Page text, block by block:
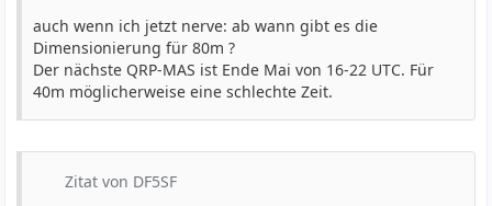
auch wenn ich jetzt nerve: ab wann gibt es die
Dimensionierung für 80m ?
Der nächste QRP-MAS ist Ende Mai von 16-22 UTC. Für
40m möglicherweise eine schlechte Zeit.
Zitat von DF5SF